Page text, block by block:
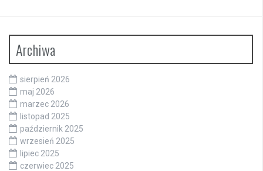
Archiwa
sierpień 2026
maj 2026
marzec 2026
listopad 2025
październik 2025
wrzesień 2025
lipiec 2025
czerwiec 2025